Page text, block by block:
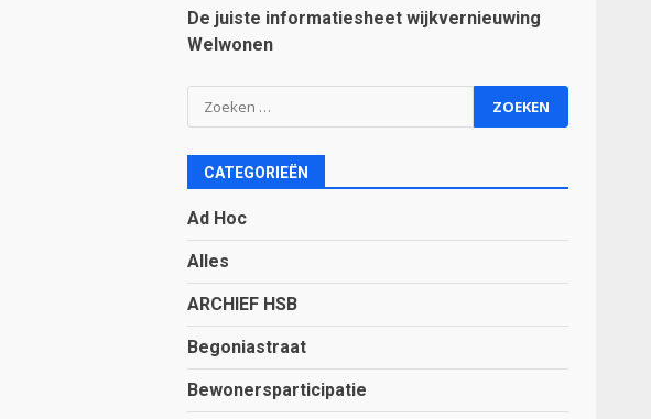
De juiste informatiesheet wijkvernieuwing
Welwonen
Zoeken
naar:
CATEGORIEËN
Ad Hoc
Alles
ARCHIEF HSB
Begoniastraat
Bewonersparticipatie